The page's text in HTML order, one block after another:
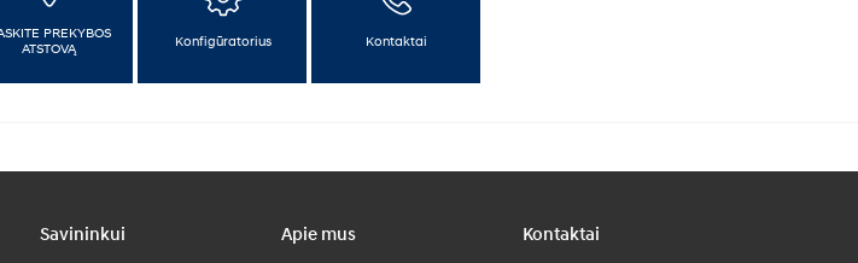
PREKYBOS
ATSTOVĄ
Konfigūratorius Kontaktai
Savininkui Apie mus Kontaktai